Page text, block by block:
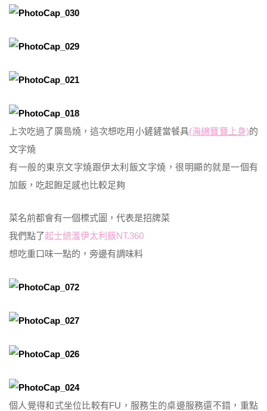
上次吃過了廣島燒，這次想吃用小鏟鏟當餐具(海綿寶寶上身)的
文字燒
有一般的東京文字燒跟伊太利飯文字燒，很明顯的就是一個有
加飯，吃起飽足感也比較足夠
菜名前都會有一個標式圖，代表是招牌菜
我們點了起士總滙伊太利飯NT.360
想吃重口味一點的，旁邊有調味料
個人覺得和式坐位比較有FU，服務生的桌邊服務還不錯，重點